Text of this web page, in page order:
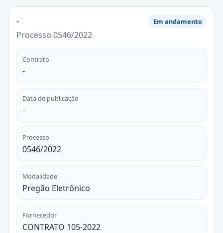
-
Processo 0546/2022
Em andamento
Contrato
-
Data de publicação
-
Processo
0546/2022
Modalidade
Pregão Eletrônico
Fornecedor
CONTRATO 105-2022